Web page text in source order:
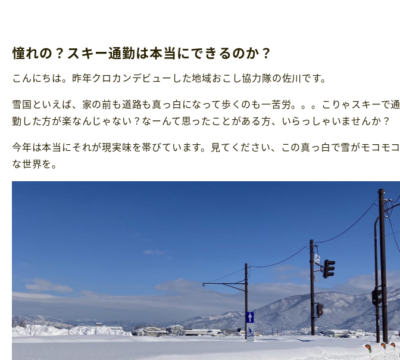
憧れの？スキー通勤は本当にできるのか？
こんにちは。昨年クロカンデビューした地域おこし協力隊の佐川です。
雪国といえば、家の前も道路も真っ白になって歩くのも一苦労。。。こりゃスキーで通
勤した方が楽なんじゃない？なーんて思ったことがある方、いらっしゃいませんか？
今年は本当にそれが現実味を帯びています。見てください、この真っ白で雪がモコモコ
な世界を。